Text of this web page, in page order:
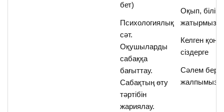
бет)
Психологиялық
сәт.
Оқушыларды
сабаққа
бағыттау.
Сабақтың өту
тәртібін
жариялау.
Оқып, біліп
жатырмыз
Келген
сіздерге
Сәлем
жалпымыз!